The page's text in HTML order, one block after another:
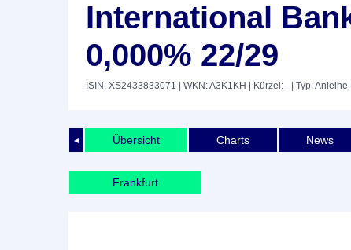
International
0,000% 22/29
ISIN: XS2433833071 | WKN: A3K1KH | Kürzel: - | Typ: Anleihe
◄ Übersicht Charts News
Frankfurt